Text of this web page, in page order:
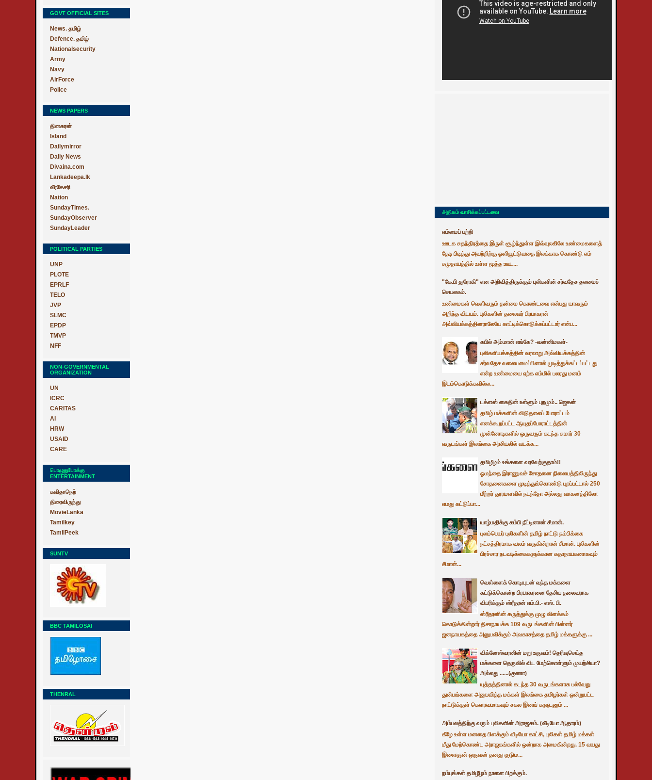
GOVT OFFICIAL SITES
News. தமிழ்
Defence. தமிழ்
Nationalsecurity
Army
Navy
AirForce
Police
NEWS PAPERS
தினகரன்
Island
Dailymirror
Daily News
Divaina.com
Lankadeepa.lk
வீரகேசரி
Nation
SundayTimes.
SundayObserver
SundayLeader
POLITICAL PARTIES
UNP
PLOTE
EPRLF
TELO
JVP
SLMC
EPDP
TMVP
NFF
NON-GOVERNMENTAL
ORGANIZATION
UN
ICRC
CARITAS
AI
HRW
USAID
CARE
பொழுதுபோக்கு
ENTERTAINMENT
கவிதாநெற்
திரைவிருந்து
MovieLanka
Tamilkey
TamilPeek
SUNTV
BBC TAMILOSAI
THENRAL
அதிகம் வாசிக்கப்பட்டவை
எம்மைப் பற்றி
ஊடக சுதந்திரத்தை இருள் சூழ்ந்துள்ள இவ்வுலகிலே உண்மைகளைத்
தேடி பிடித்து அவற்றிற்கு ஓளியூட்டுவதை இலக்காக கொண்டு எம்
சமுதாயத்தில் உள்ள மூத்த ஊட...
"கே.பி துரோகி" என அறிவித்திருக்கும் புலிகளின் சர்வதேச தலமைச்
செயலகம்.
உண்மைகள் வெளிவரும் தன்மை கொண்டவை என்பது யாவரும்
அறிந்த விடயம். புலிகளின் தலைவர் பிரபாகரன்
அவ்வியக்கத்தினராலேயே காட்டிக்கொடுக்கப்பட்டார் என்ப...
கபில் அம்மான் எங்கே? -வன்னிமகள்-
புலிகளியக்கத்தின் வரலாறு அவ்வியக்கத்தின்
சர்வதேச வலையமைப்பினால் முடித்துக்கட்டப்பட்டது
என்ற உண்மையை ஏற்க எம்மில் பலரது மனம்
இடம்கொடுக்கவில்ல...
டக்ளஸ் கைதின் உள்ளும் புறமும்.. ஜெகன்
தமிழ் மக்களின் விடுதலைப் போராட்டம்
எனக்கூறப்பட்ட ஆயுதப்போராட்டத்தின்
முன்னோடிகளில் ஒருவரும் கடந்த சுமார் 30
வருடங்கள் இலங்கை அரசியலில் வடக்க...
தமிழீழம் உங்களை வரவேற்குதாம்!!
ஓமந்தை இராணுவச் சோதனை நிலையத்திலிருந்து
சோதனைகளை முடித்துக்கொண்டு புறப்பட்டால் 250
மீற்றர் தூரமளவில் நடந்தோ அல்லது வாகனத்திலோ
எமது கட்டுப்பா...
யாழ்மதிக்கு கம்பி நீட்டினான் சீமான்.
புலம்பெயர் புலிகளின் தமிழ் நாட்டு நம்பிக்கை
நட்சத்திரமாக வலம் வருகின்றான் சீமான். புலிகளின்
பிரச்சார நடவடிக்கைகளுக்கான கதாநாயகனாகவும்
சீமான்...
வெள்ளைக் கொடியுடன் வந்த மக்களை
சுட்டுக்கொன்ற பிரபாகரனை தேசிய தலைவராக
விபரிக்கும் ஸ்ரீதரன் எம்.பி.- எஸ். பி.
ஸ்ரீதரனின் கருத்துக்கு முழு விளக்கம்
கொடுக்கின்றார் திசாநாயக்க 109 வருடங்களின் பின்னர்
ஜனநாயகத்தை அனுபவிக்கும் அவகாசத்தை தமிழ் மக்களுக்கு ...
விக்னேஸ்வரனின் மறு உருவம்! தெரிவுசெய்த
மக்களை தெருவில் விட மேற்கொள்ளும் முயற்சியா?
அல்லது ......(குணா)
யுத்தத்தினால் கடந்த 30 வருடங்களாக பல்வேறு
துன்பங்களை அனுபவித்த மக்கள் இலங்கை தமிழர்கள் ஒன்றுபட்ட
நாட்டுக்குள் கௌரவமாகவும் சகல இனங் களுடனும் ...
அம்பலத்திற்கு வரும் புலிகளின் அராஜகம். (வீடியோ ஆதாரம்)
கீழே உள்ள மனதை பிளக்கும் வீடியோ காட்சி, புலிகள் தமிழ் மக்கள்
மீது மேற்கொண்ட அராஜகங்களில் ஒன்றாக அமைகின்றது. 15 வயது
இளைஞன் ஒருவன் தனது குடும...
நம்புங்கள் தமிழீழம் நாளை பிறக்கும்.